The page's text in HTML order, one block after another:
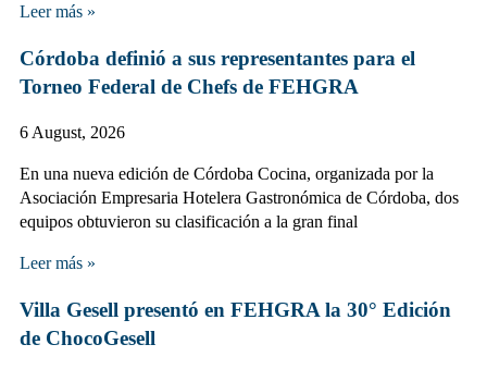
Leer más »
Córdoba definió a sus representantes para el
Torneo Federal de Chefs de FEHGRA
6 August, 2026
En una nueva edición de Córdoba Cocina, organizada por la
Asociación Empresaria Hotelera Gastronómica de Córdoba, dos
equipos obtuvieron su clasificación a la gran final
Leer más »
Villa Gesell presentó en FEHGRA la 30° Edición
de ChocoGesell